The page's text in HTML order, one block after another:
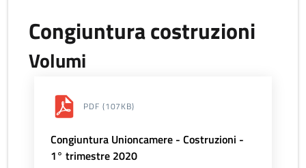
Congiuntura costruzioni
Volumi
PDF (107KB)
Congiuntura Unioncamere - Costruzioni -
1° trimestre 2020